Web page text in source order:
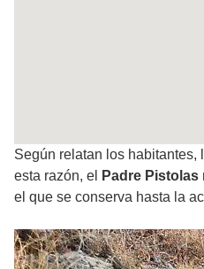
Según relatan los habitantes,
esta razón, el
Padre Pistolas
el que se conserva hasta la